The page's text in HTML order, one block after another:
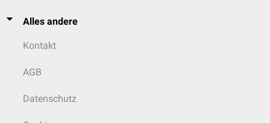
Alles andere
Kontakt
AGB
Datenschutz